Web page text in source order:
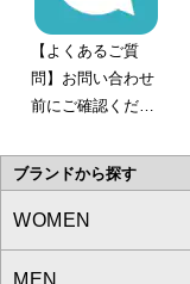
【よくあるご質
問】お問い合わせ
前にご確認くださ
ブランドから探す
WOMEN
a.v.v
MEN